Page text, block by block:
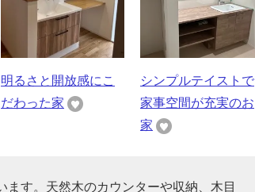
明るさと開放感にこ
だわった家
シンプルテイストで
家事空間が充実のお
家
す。天然木のカウンターや収納、木目